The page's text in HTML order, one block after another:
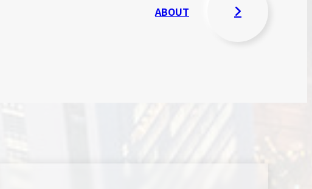
ABOUT